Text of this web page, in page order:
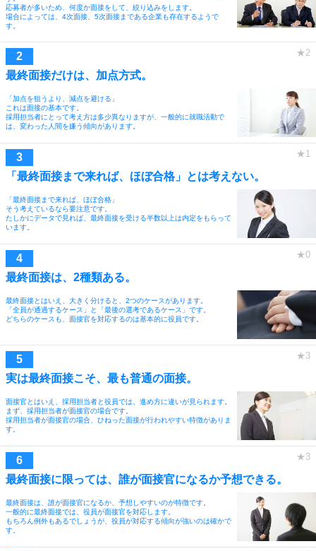
応募者が多いため、何度か面接をして、絞り込みをします。
場合によっては、4次面接、5次面接まである企業も存在するようで
す。
最終面接だけは、加点方式。
「加点を狙うより、減点を避ける」
これは面接の基本です。
採用担当者にとって考え方は多少異なりますが、一般的に就職活動で
は、変わった人間を嫌う傾向があります。
「最終面接まで来れば、ほぼ合格」とは考えない。
「最終面接まで来れば、ほぼ合格」
そう考えているなら要注意です。
たしかにデータで見れば、最終面接を受ける半数以上は内定をもらって
います。
最終面接は、2種類ある。
最終面接とはいえ、大きく分けると、2つのケースがあります。
「全員が通過するケース」と「最後の選考であるケース」です。
どちらのケースも、面接官を対応するのは基本的に役員です。
実は最終面接こそ、最も普通の面接。
面接官とはいえ、採用担当者と役員では、進め方に違いが見られます。
まず、採用担当者が面接官の場合です。
採用担当者が面接官の場合、ひねった面接が行われやすい特徴がありま
す。
最終面接に限っては、誰が面接官になるか予想できる。
最終面接は、誰が面接官になるか、予想しやすいのが特徴です。
一般的に最終面接では、役員が面接官を対応します。
もちろん例外もあるでしょうが、役員が対応する傾向が強いのは確かで
す。